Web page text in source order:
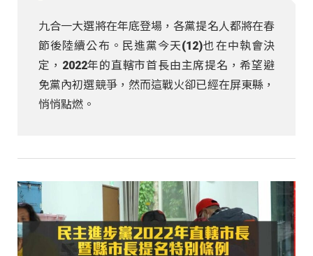
九合一大選將在年底登場，各黨提名人都將在春
節後陸續公布。民進黨今天(12)也在中執會決
定，2022年的直轄市首長由主席提名，希望避
免黨內初選競爭，然而這戰火卻已經在屏東縣，
悄悄點燃。